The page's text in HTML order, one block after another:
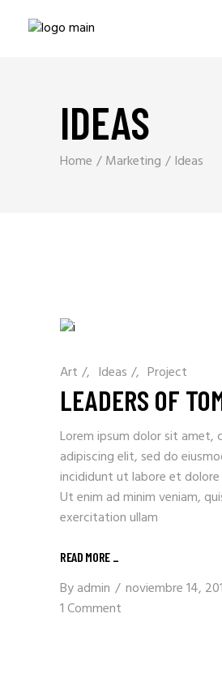
IDEAS
Home Marketing Ideas
Art / Ideas / Project
LEADERS OF
Lorem ipsum dolor sit amet,
adipiscing elit, sed do
incididunt ut labore et dolore
Ut enim ad minim veniam,
exercitation ullam
READ MORE _
Byadmin
noviembre 14,
1 Comment